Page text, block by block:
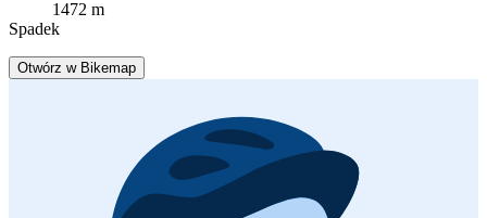
1472 m
Spadek
Otwórz w Bikemap